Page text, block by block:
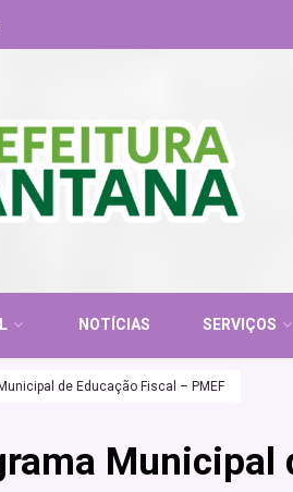
NOTÍCIAS SERVIÇOS
de Educação Fiscal – PMEF
Municipal